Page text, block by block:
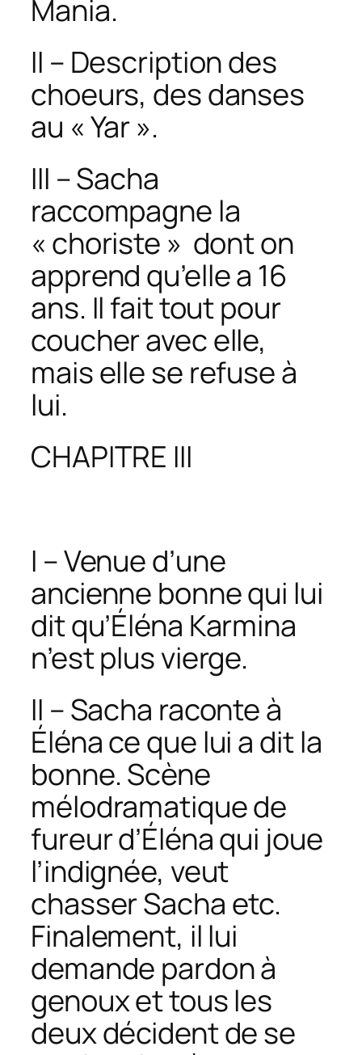
Mania.
II – Description des
choeurs, des danses
au « Yar ».
III – Sacha
raccompagne la
« choriste » dont on
apprend qu’elle a 16
ans. Il fait tout pour
coucher avec elle,
mais elle se refuse à
lui.
CHAPITRE III
I – Venue d’une
ancienne bonne qui lui
dit qu’Éléna Karmina
n’est plus vierge.
II – Sacha raconte à
Éléna ce que lui a dit la
bonne. Scène
mélodramatique de
fureur d’Éléna qui joue
l’indignée, veut
chasser Sacha etc.
Finalement, il lui
demande pardon à
genoux et tous les
deux décident de se